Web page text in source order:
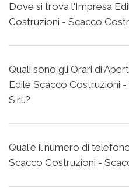
Dove si trova l'Impresa
Costruzioni - Scacco
Quali sono gli Orari di
Edile Scacco Costruzioni
S.r.l.?
Qual'è il numero di
Scacco Costruzioni -